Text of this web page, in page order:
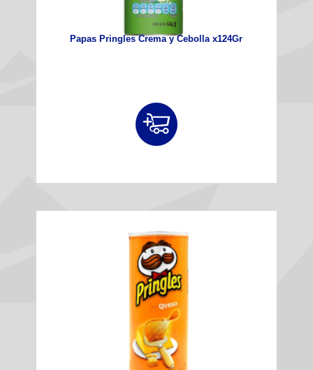
Papas Pringles Crema y Cebolla x124Gr